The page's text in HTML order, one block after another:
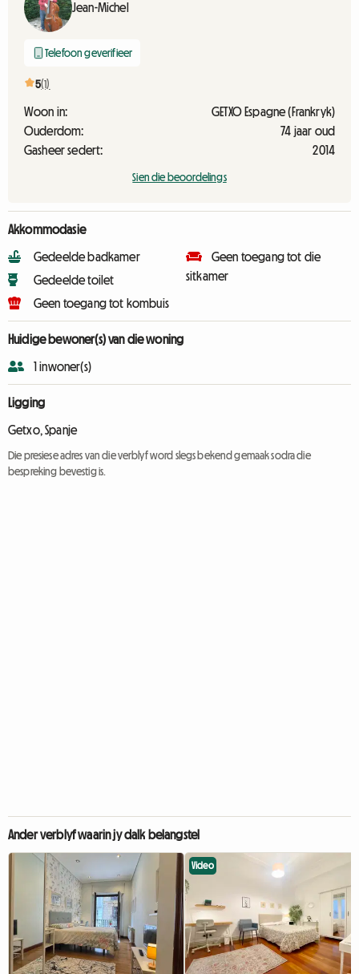
Jean-Michel
Telefoon geverifieer
5(1)
Woon in:
GETXO Espagne (Frankryk)
Ouderdom:
74 jaar oud
Gasheer sedert:
2014
Sien die beoordelings
Akkommodasie
Gedeelde badkamer
Gedeelde toilet
Geen toegang tot kombuis
Geen toegang tot die
sitkamer
Huidige bewoner(s) van die woning
1 inwoner(s)
Ligging
Getxo, Spanje
Die presiese adres van die verblyf word slegs bekend gemaak sodra die
bespreking bevestig is.
Ander verblyf waarin jy dalk belangstel
Video